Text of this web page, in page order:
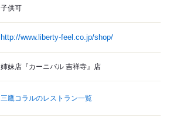
子供可
http://www.liberty-feel.co.jp/shop/
姉妹店『カーニバル 吉祥寺』店
三鷹コラルのレストラン一覧